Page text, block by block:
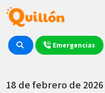
Emergencias
18 de febrero de 2026